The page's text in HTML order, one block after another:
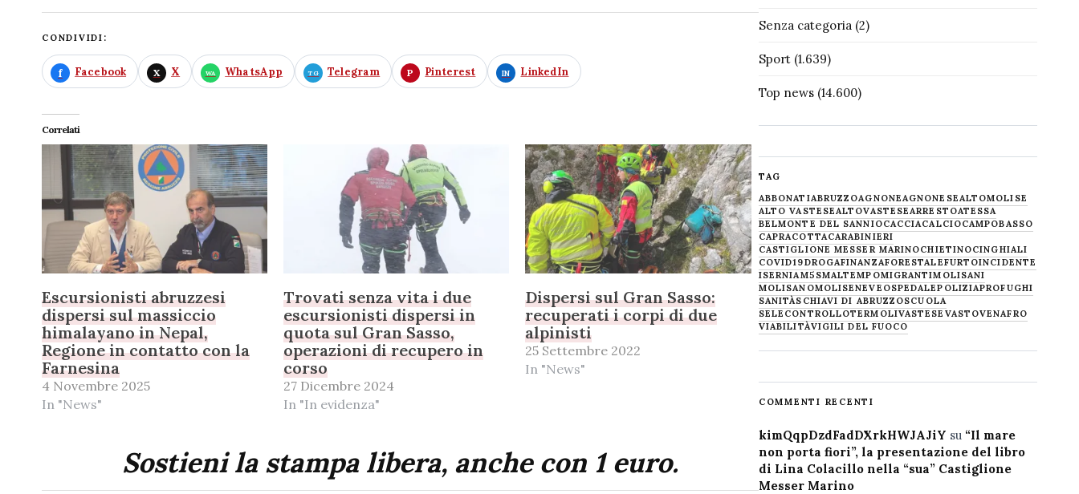
CONDIVIDI:
Facebook X WhatsApp Telegram Pinterest LinkedIn
Correlati
Escursionisti abruzzesi
dispersi sul massiccio
himalayano in Nepal,
Regione in contatto con la
Farnesina
4 Novembre 2025
In "News"
Trovati senza vita i due
escursionisti dispersi in
quota sul Gran Sasso,
operazioni di recupero in
corso
27 Dicembre 2024
In "In evidenza"
Dispersi sul Gran Sasso:
recuperati i corpi di due
alpinisti
25 Settembre 2022
In "News"
Sostieni la stampa libera, anche con 1 euro.
Senza categoria(2)
Sport(1.639)
Top news(14.600)
TAG
ABBONATIABRUZZOAGNONEAGNONESEALTOMOLISE
ALTO VASTESEALTOVASTESEARRESTOATESSA
BELMONTE DEL SANNIOCACCIACALCIOCAMPOBASSO
CAPRACOTTACARABINIERI
CASTIGLIONE MESSER MARINOCHIETINOCINGHIALI
COVID19DROGAFINANZAFORESTALEFURTOINCIDENTE
ISERNIAM5SMALTEMPOMIGRANTIMOLISANI
MOLISANOMOLISENEVE OSPEDALEPOLIZIAPROFUGHI
SANITÀSCHIAVI DI ABRUZZOSCUOLA
SELECONTROLLOTERMOLIVASTESE VASTOVENAFRO
VIABILITÀVIGILI DEL FUOCO
COMMENTI RECENTI
kimQqpDzdFadDXrkHWJAJiY su “Il mare
non porta fiori”, la presentazione del libro
di Lina Colacillo nella “sua” Castiglione
Messer Marino